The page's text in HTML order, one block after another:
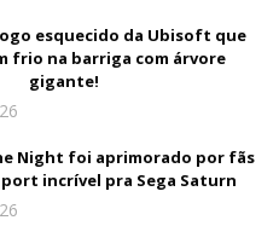
esquecido da Ubisoft que
frio na barriga com árvore
gigante!
Night foi aprimorado por fãs
port incrível pra Sega Saturn